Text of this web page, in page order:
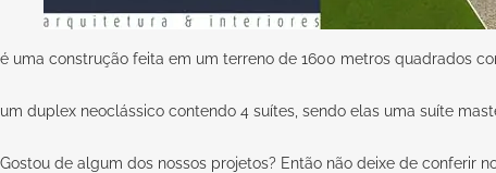
é uma construção feita em um terreno de 1600 metros quadrados
um duplex neoclássico contendo 4 suítes, sendo elas uma suíte
Gostou de algum dos nossos projetos? Então não deixe de conferir